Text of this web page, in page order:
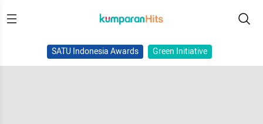
SATU Indonesia Awards Green Initiative